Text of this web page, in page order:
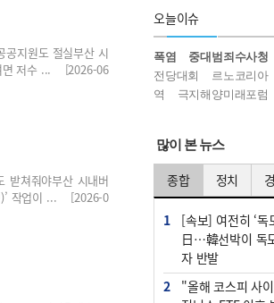
공지원도 절실부산 시
면 저수 ... [2026-06
받쳐줘야부산 시내버
)’ 작업이 ... [2026-0
오늘이슈
폭염 중대범죄수사청
전당대회
르노코리아
역
극지해양미래포럼
많이 본 뉴스
종합 정치
1
[속보] 여전히 ‘독
日…韓선박이 독
자 반발
2
"올해 코스피 사